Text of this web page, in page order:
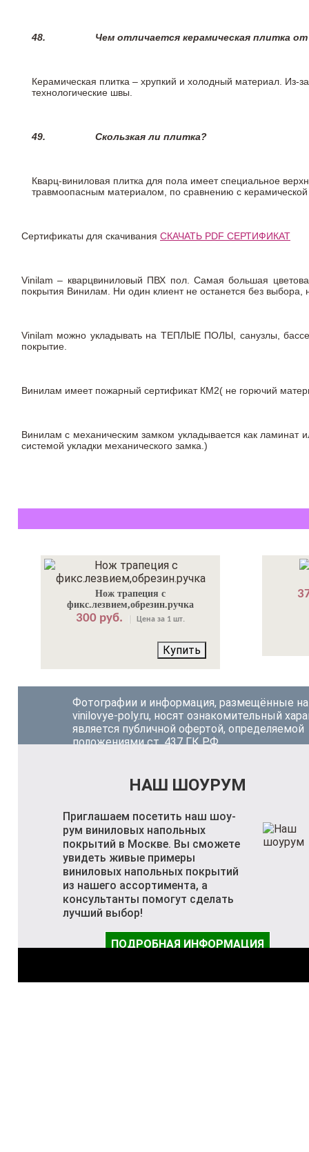
48. Чем отличается керамическая плитка
Керамическая плитка – хрупкий и холодный материал. Из-
технологические швы.
49. Скользкая ли плитка?
Кварц-виниловая плитка для пола имеет специальное
травмоопасным материалом, по сравнению с
Сертификаты для скачивания СКАЧАТЬ PDF СЕРТИФИКАТ
Vinilam – кварцвиниловый ПВХ пол. Самая большая
покрытия Винилам. Ни один клиент не останется без
Vinilam можно укладывать на ТЕПЛЫЕ ПОЛЫ, санузлы,
покрытие.
Винилам имеет пожарный сертификат КМ2( не горючий
Винилам с механическим замком укладывается как ламинат
системой укладки механического замка.)
Нож трапеция с
фикс.лезвием,обрезин.ручка
300 руб. Цена за 1 шт.
Купить
Фотографии и информация, размещённые на
vinilovye-poly.ru, носят ознакомительный
является публичной офертой, определяемой
положениями ст. 437 ГК РФ.
НАШ ШОУРУМ
Приглашаем посетить наш шоу-
рум виниловых напольных
покрытий в Москве. Вы сможете
увидеть живые примеры
виниловых напольных покрытий
из нашего ассортимента, а
консультанты помогут сделать
лучший выбор!
ПОДРОБНАЯ ИНФОРМАЦИЯ